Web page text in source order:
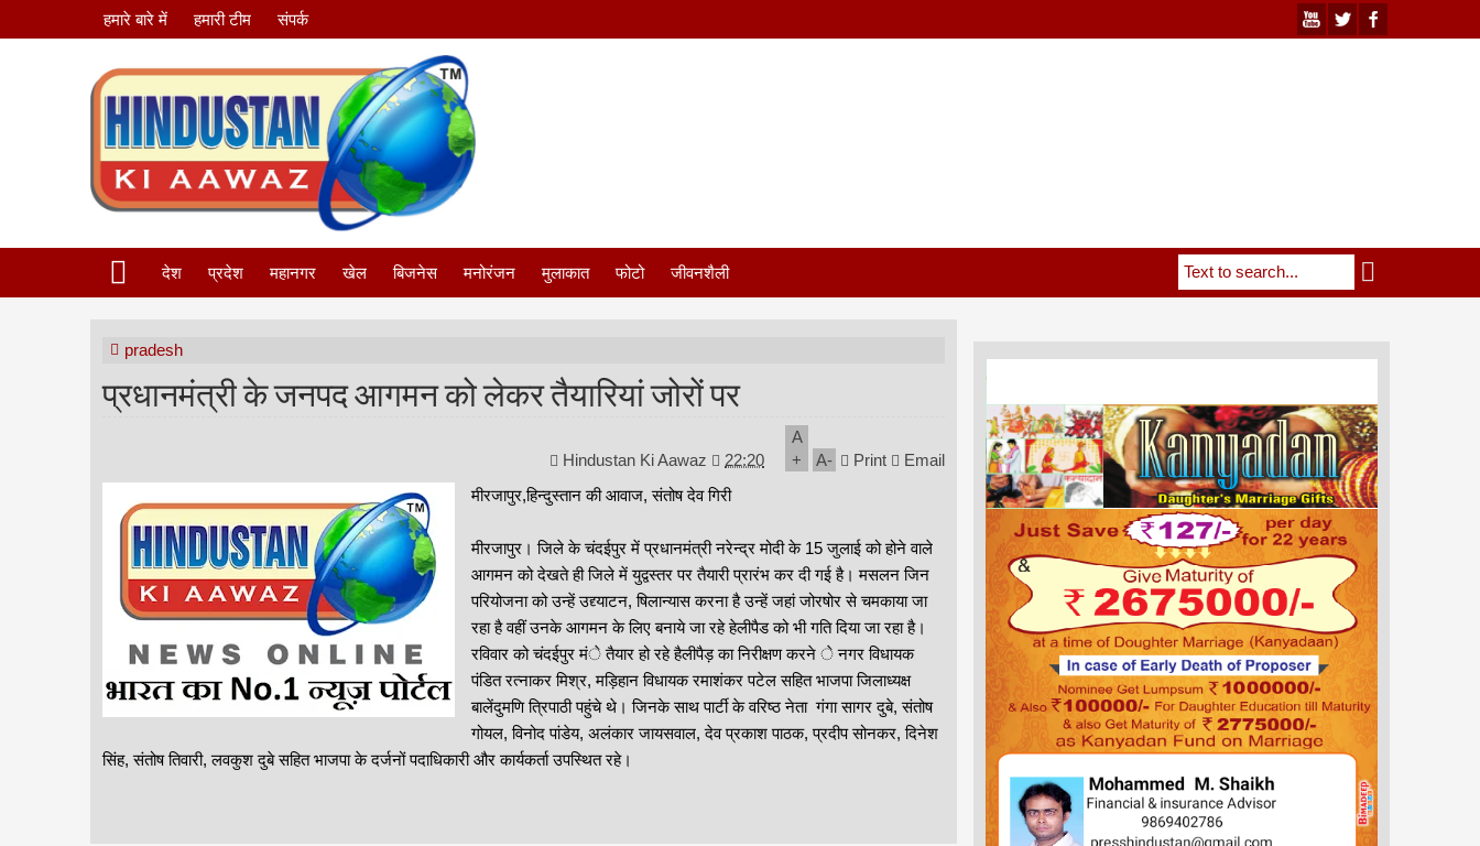
हमारे बारे में हमारी टीम संपर्क
देश प्रदेश महानगर खेल बिजनेस मनोरंजन मुलाकात फोटो जीवनशैली
pradesh
प्रधानमंत्री के जनपद आगमन को लेकर तैयारियां जोरों पर
Hindustan Ki Aawaz 22:20
A
+
A- Print
Email
मीरजापुर,हिन्दुस्तान की आवाज, संतोष देव गिरी
मीरजापुर। जिले के चंदईपुर में प्रधानमंत्री नरेन्द्र मोदी के 15 जुलाई को होने वाले
आगमन को देखते ही जिले में युद्वस्तर पर तैयारी प्रारंभ कर दी गई है। मसलन जिन
परियोजना को उन्हें उद्द्याटन, षिलान्यास करना है उन्हें जहां जोरषोर से चमकाया जा
रहा है वहीं उनके आगमन के लिए बनाये जा रहे हेलीपैड को भी गति दिया जा रहा है।
रविवार को चंदईपुर मंे तैयार हो रहे हैलीपैड़ का निरीक्षण करने े नगर विधायक
पंडित रत्नाकर मिश्र, मड़िहान विधायक रमाशंकर पटेल सहित भाजपा जिलाध्यक्ष
बालेंदुमणि त्रिपाठी पहुंचे थे। जिनके साथ पार्टी के वरिष्ठ नेता गंगा सागर दुबे, संतोष
गोयल, विनोद पांडेय, अलंकार जायसवाल, देव प्रकाश पाठक, प्रदीप सोनकर, दिनेश
सिंह, संतोष तिवारी, लवकुश दुबे सहित भाजपा के दर्जनों पदाधिकारी और कार्यकर्ता उपस्थित रहे।